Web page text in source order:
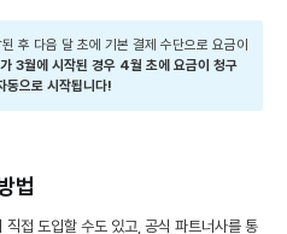
후 다음 달 초에 기본 결제 수단으로 요금이
3월에 시작된 경우 4월 초에 요금이 청구
동으로 시작됩니다!
법
직접 도입할 수도 있고, 공식 파트너사를 통